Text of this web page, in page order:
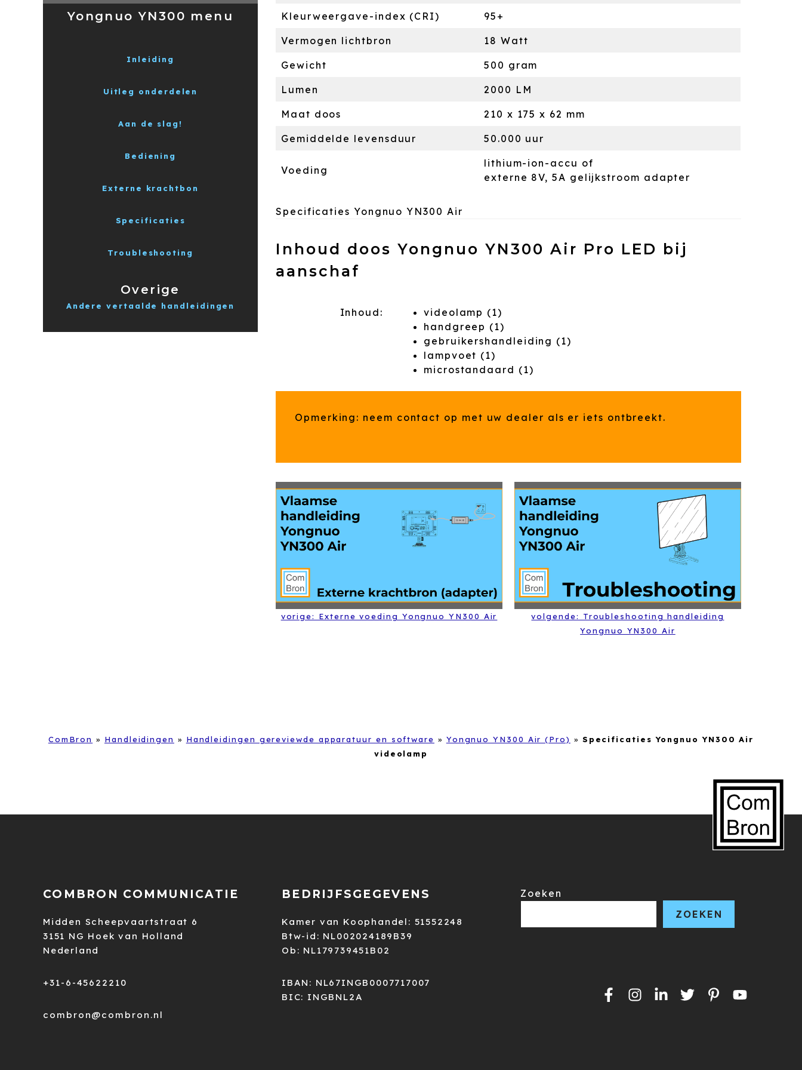
Kleurweergave-index (CRI) 95+
Vermogen lichtbron 18 Watt
Gewicht 500 gram
Lumen 2000 LM
Maat doos 210 x 175 x 62 mm
Gemiddelde levensduur 50.000 uur
Voeding
lithium-ion-accu of
externe 8V, 5A gelijkstroom adapter
Specificaties Yongnuo YN300 Air
Inhoud doos Yongnuo YN300 Air Pro LED bij
aanschaf
Inhoud:
videolamp (1)
handgreep (1)
gebruikershandleiding (1)
lampvoet (1)
microstandaard (1)
Opmerking: neem contact op met uw dealer als er iets ontbreekt.
vorige: Externe voeding Yongnuo YN300 Air
volgende: Troubleshooting handleiding
Yongnuo YN300 Air
Yongnuo YN300 menu
Inleiding
Uitleg onderdelen
Aan de slag!
Bediening
Externe krachtbon
Specificaties
Troubleshooting
Overige
Andere vertaalde handleidingen
ComBron » Handleidingen » Handleidingen gereviewde apparatuur en software » Yongnuo YN300 Air (Pro) » Specificaties Yongnuo YN300 Air
videolamp
COMBRON COMMUNICATIE
Midden Scheepvaartstraat 6
3151 NG Hoek van Holland
Nederland
+31-6-45622210
combron@combron.nl
BEDRIJFSGEGEVENS
Kamer van Koophandel: 51552248
Btw-id: NL002024189B39
Ob: NL179739451B02
IBAN: NL67INGB0007717007
BIC: INGBNL2A
Zoeken
ZOEKEN